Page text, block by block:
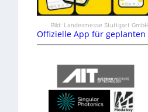
Bild: Landesmesse Stuttgart
Offizielle App für geplanten